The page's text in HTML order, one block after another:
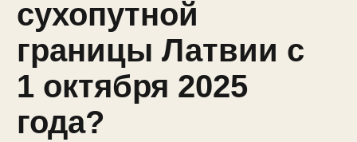
сухопутной
границы Латвии с
1 октября 2025
года?